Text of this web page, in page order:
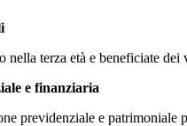
nella terza età e beneficiate
e finanziaria
previdenziale e